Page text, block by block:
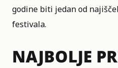
godine biti jedan od
festivala.
NAJBOLJE